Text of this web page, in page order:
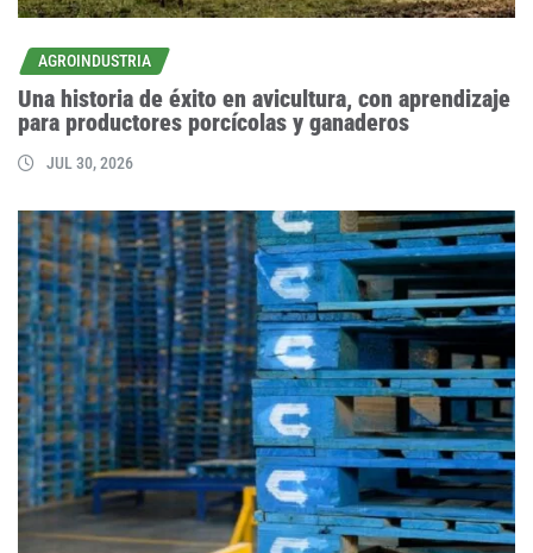
AGROINDUSTRIA
Una historia de éxito en avicultura, con aprendizaje
para productores porcícolas y ganaderos
JUL 30, 2026